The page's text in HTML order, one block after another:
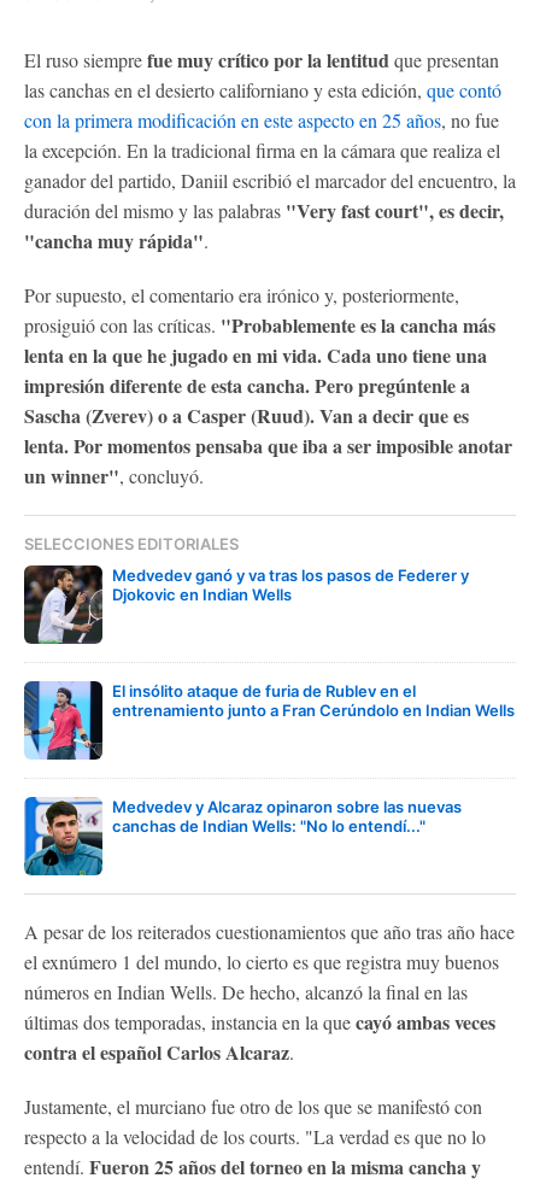
El ruso siemprefue muy crítico por la lentitudque presentan
las canchas en el desierto californiano y esta edición, que contó
con la primera modificación en este aspecto en 25 años, no fue
la excepción. En la tradicional firma en la cámara que realiza el
ganador del partido, Daniil escribió el marcador del encuentro, la
duración del mismo y las palabras "Very fast court", es decir,
"cancha muy rápida".
Por supuesto, el comentario era irónico y, posteriormente,
prosiguió con las críticas. "Probablemente es la cancha más
lenta en la que he jugado en mi vida. Cada uno tiene una
impresión diferente de esta cancha. Pero pregúntenle a
Sascha (Zverev) o a Casper (Ruud). Van a decir que es
lenta. Por momentos pensaba que iba a ser imposible anotar
un winner", concluyó.
SELECCIONES EDITORIALES
Medvedev ganó y va tras los pasos de Federer y
Djokovic en Indian Wells
El insólito ataque de furia de Rublev en el
entrenamiento junto a Fran Cerúndolo en Indian Wells
Medvedev y Alcaraz opinaron sobre las nuevas
canchas de Indian Wells: "No lo entendí..."
A pesar de los reiterados cuestionamientos que año tras año hace
el exnúmero 1 del mundo, lo cierto es que registra muy buenos
números en Indian Wells. De hecho, alcanzó la final en las
últimas dos temporadas, instancia en la quecayó ambas veces
contra el español Carlos Alcaraz.
Justamente, el murciano fue otro de los que se manifestó con
respecto a la velocidad de los courts. "La verdad es que no lo
entendí. Fueron 25 años del torneo en la misma cancha y